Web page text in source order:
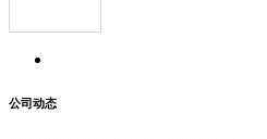
公司动态